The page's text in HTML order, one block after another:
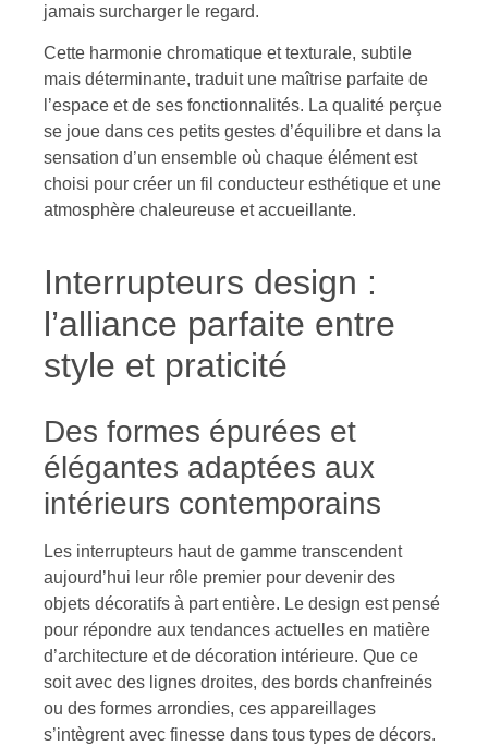
jamais surcharger le regard.
Cette harmonie chromatique et texturale, subtile
mais déterminante, traduit une maîtrise parfaite de
l’espace et de ses fonctionnalités. La qualité perçue
se joue dans ces petits gestes d’équilibre et dans la
sensation d’un ensemble où chaque élément est
choisi pour créer un fil conducteur esthétique et une
atmosphère chaleureuse et accueillante.
Interrupteurs design :
l’alliance parfaite entre
style et praticité
Des formes épurées et
élégantes adaptées aux
intérieurs contemporains
Les interrupteurs haut de gamme transcendent
aujourd’hui leur rôle premier pour devenir des
objets décoratifs à part entière. Le design est pensé
pour répondre aux tendances actuelles en matière
d’architecture et de décoration intérieure. Que ce
soit avec des lignes droites, des bords chanfreinés
ou des formes arrondies, ces appareillages
s’intègrent avec finesse dans tous types de décors.